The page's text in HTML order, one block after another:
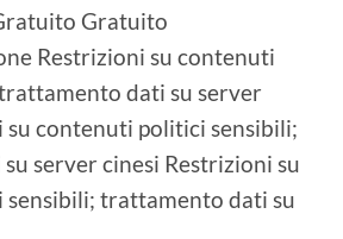
Gratuito
Restrizioni su contenuti
dati su server
su contenuti politici sensibili;
server cinesi Restrizioni su
trattamento dati su